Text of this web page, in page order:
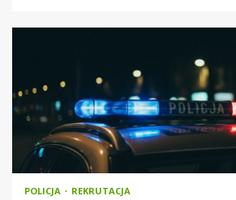
POLICJA REKRUTACJA